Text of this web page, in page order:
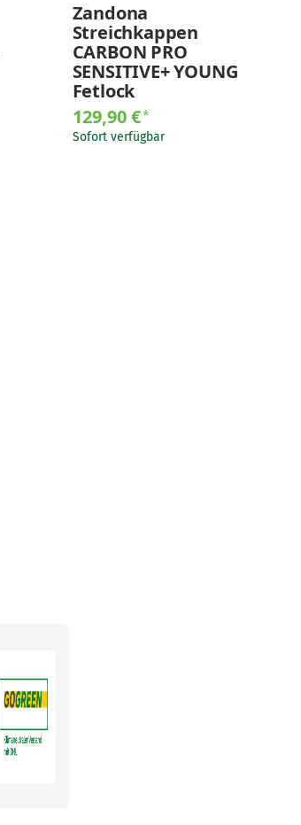
Zandona
Streichkappen
CARBON PRO
SENSITIVE+ YOUNG
Fetlock
129,90 €*
Sofort verfügbar